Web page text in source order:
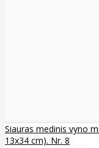
Siauras medinis vyno
13x34 cm). Nr. 8